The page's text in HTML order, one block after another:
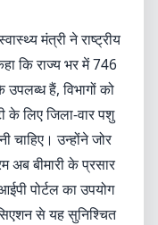
मंत्री ने राष्ट्रीय
कि राज्य भर में 746
उपलब्ध हैं, विभागों को
के लिए जिला-वार पशु
उन्होंने जोर
अब बीमारी के प्रसार
पोर्टल का उपयोग
से यह सुनिश्चित